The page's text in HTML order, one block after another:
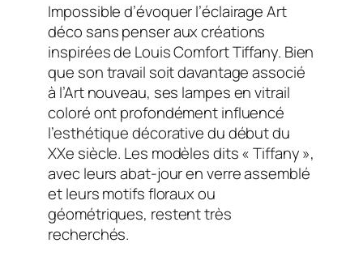
Impossible d’évoquer l’éclairage Art
déco sans penser aux créations
inspirées de Louis Comfort Tiffany. Bien
que son travail soit davantage associé
à l’Art nouveau, ses lampes en vitrail
coloré ont profondément influencé
l’esthétique décorative du début du
XXe siècle. Les modèles dits « Tiffany »,
avec leurs abat-jour en verre assemblé
et leurs motifs floraux ou
géométriques, restent très
recherchés.